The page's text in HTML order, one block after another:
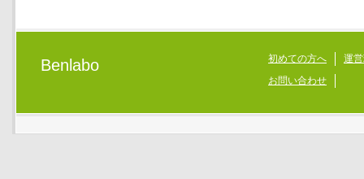
Benlabo 初めての方へ
運
お問い合わせ